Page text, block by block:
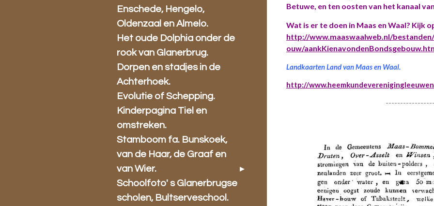
Betuwe, en ten oosten van het kanaal
Wat is er te doen in Maas en Waal? Kijk
http://www.maaswaalweb.nl/
ouw/
Landkaarten Land van Maas en Waal.
http://
Enschede, Hengelo,
Oldenzaal en Almelo.
Het oude Dolphia onder de
rook van Glanerbrug.
Dorpen en stadjes in de
Achterhoek.
Evolutie of Schepping.
Kinderpagina Tiel en
omstreken.
Stamboom fa. Bunskoek,
van de Haar, de Graaf en
van Wier.
Schoolfoto' s Glanerbrugse
scholen, Bultserveschool.